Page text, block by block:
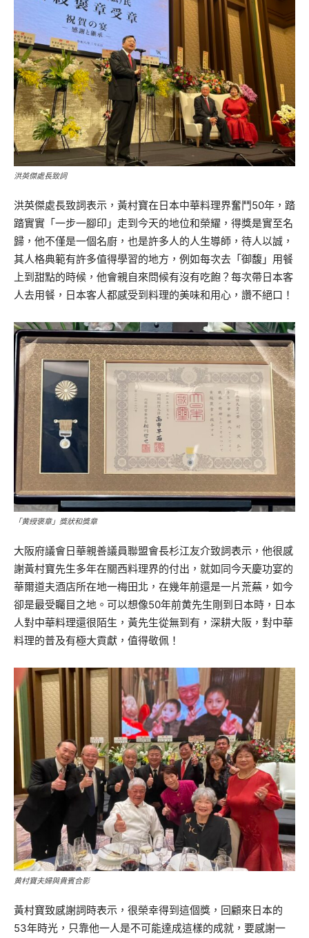
洪英傑處長致詞
洪英傑處長致詞表示，黃村寶在日本中華料理界奮鬥50年，踏
踏實實「一步一腳印」走到今天的地位和榮耀，得獎是實至名
歸，他不僅是一個名廚，也是許多人的人生導師，待人以誠，
其人格典範有許多值得學習的地方，例如每次去「御馥」用餐
上到甜點的時候，他會親自來問候有沒有吃飽？每次帶日本客
人去用餐，日本客人都感受到料理的美味和用心，讚不絕口！
「黄綬褒章」獎狀和獎章
大阪府議會日華親善議員聯盟會長杉江友介致詞表示，他很感
謝黃村寶先生多年在關西料理界的付出，就如同今天慶功宴的
華爾道夫酒店所在地一梅田北，在幾年前還是一片荒蕪，如今
卻是最受矚目之地。可以想像50年前黄先生剛到日本時，日本
人對中華料理還很陌生，黃先生從無到有，深耕大阪，對中華
料理的普及有極大貢獻，值得敬佩！
黄村寶夫婦與貴賓合影
黃村寶致感謝詞時表示，很榮幸得到這個獎，回顧來日本的
53年時光，只靠他一人是不可能達成這樣的成就，要感謝一